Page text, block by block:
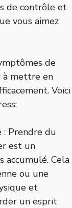
de contrôle et
vous aimez
de
à mettre en
Voici
: Prendre du
est un
accumulé. Cela
ou une
et
un esprit